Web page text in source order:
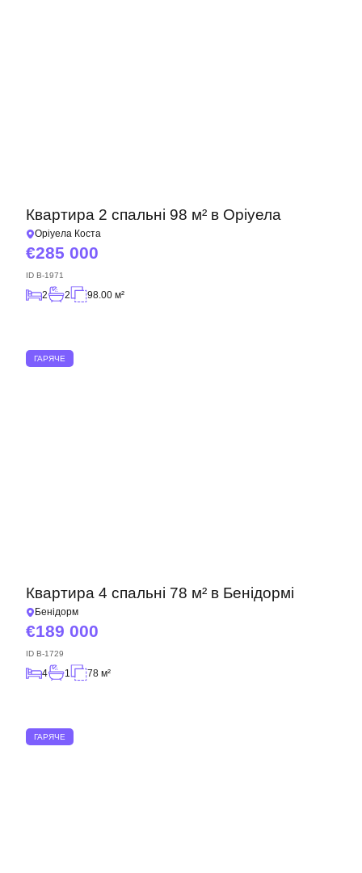
Квартира 2 спальні 98 м² в Оріуела
Оріуела Коста
285 000
ID B-1971
2 2 98.00 м²
ГАРЯЧЕ
Квартира 4 спальні 78 м² в Бенідормі
Бенідорм
189 000
ID B-1729
4 1 78 м²
ГАРЯЧЕ